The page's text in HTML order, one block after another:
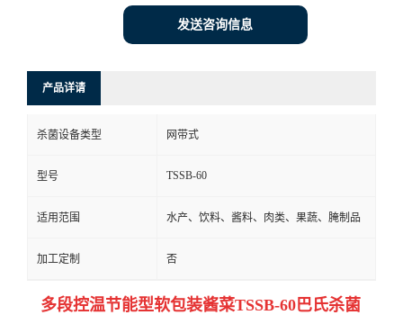
发送咨询信息
产品详请
杀菌设备类型 网带式
型号 TSSB-60
适用范围 水产、饮料、酱料、肉类、果蔬、腌制品
加工定制 否
多段控温节能型软包装酱菜TSSB-60巴氏杀菌